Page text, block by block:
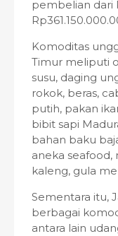
pembelian dari
Komoditas
Timur meliputi
susu, daging
rokok, beras,
putih, pakan
bibit sapi
bahan baku
aneka seafood,
kaleng, gula
Sementara itu,
berbagai
antara lain